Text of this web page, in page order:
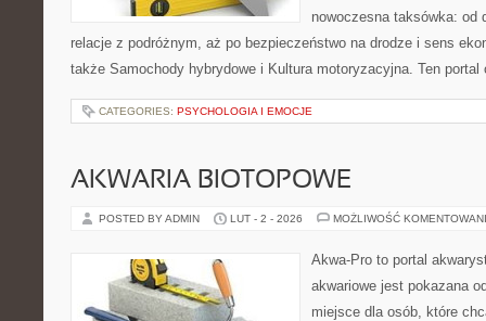
nowoczesna taksówka: od
relacje z podróżnym, aż po bezpieczeństwo na drodze i sens
także Samochody hybrydowe i Kultura motoryzacyjna. Ten
CATEGORIES: PSYCHOLOGIA I EMOCJE
AKWARIA BIOTOPOWE
POSTED BY ADMIN LUT - 2 - 2026 MOŻLIWOŚĆ
Akwa-Pro to portal
akwariowe jest pokazana
miejsce dla osób, które